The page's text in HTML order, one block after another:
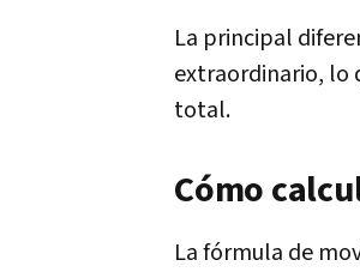
La principal
extraordinario, lo
total.
Cómo
La fórmula de